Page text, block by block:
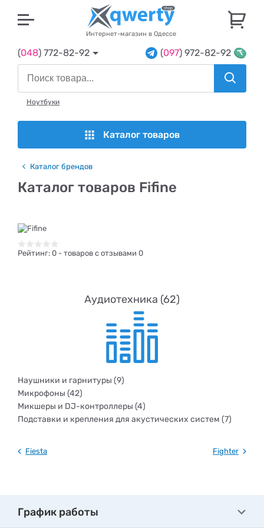
Интернет-магазин в Одессе
(048) 772-82-92 (097) 972-82-92
Ноутбуки
Каталог товаров
Каталог брендов
Каталог товаров Fifine
Рейтинг: 0 - товаров с отзывами 0
Аудиотехника (62)
Наушники и гарнитуры (9)
Микрофоны (42)
Микшеры и DJ-контроллеры (4)
Подставки и крепления для акустических систем (7)
Fiesta Fighter
График работы